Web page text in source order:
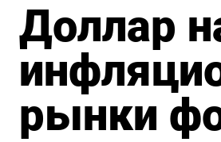
Доллар
рынки